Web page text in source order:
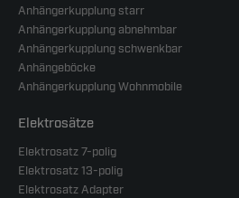
Anhängerkupplung starr
Anhängerkupplung abnehmbar
Anhängerkupplung schwenkbar
Anhängeböcke
Anhängerkupplung Wohnmobile
Elektrosätze
Elektrosatz 7-polig
Elektrosatz 13-polig
Elektrosatz Adapter